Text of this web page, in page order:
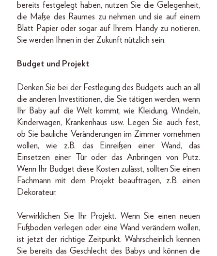
bereits festgelegt haben, nutzen Sie die Gelegenheit,
die Maße des Raumes zu nehmen und sie auf einem
Blatt Papier oder sogar auf Ihrem Handy zu notieren.
Sie werden Ihnen in der Zukunft nützlich sein.
Budget und Projekt
Denken Sie bei der Festlegung des Budgets auch an all
die anderen Investitionen, die Sie tätigen werden, wenn
Ihr Baby auf die Welt kommt, wie Kleidung, Windeln,
Kinderwagen, Krankenhaus usw. Legen Sie auch fest,
ob Sie bauliche Veränderungen im Zimmer vornehmen
wollen, wie z.B. das Einreißen einer Wand, das
Einsetzen einer Tür oder das Anbringen von Putz.
Wenn Ihr Budget diese Kosten zulässt, sollten Sie einen
Fachmann mit dem Projekt beauftragen, z.B. einen
Dekorateur.
Verwirklichen Sie Ihr Projekt. Wenn Sie einen neuen
Fußboden verlegen oder eine Wand verändern wollen,
ist jetzt der richtige Zeitpunkt. Wahrscheinlich kennen
Sie bereits das Geschlecht des Babys und können die